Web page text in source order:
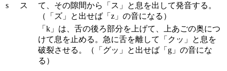
s ス
て、その隙間から「ス」と息を出して発音する。
（「ズ」と出せば「z」の音になる）
「k」は、舌の後ろ部分を上げて、上あごの奥につ
けて息を止める。急に舌を離して「クッ」と息を
破裂させる。（「グッ」と出せば「g」の音にな
る）